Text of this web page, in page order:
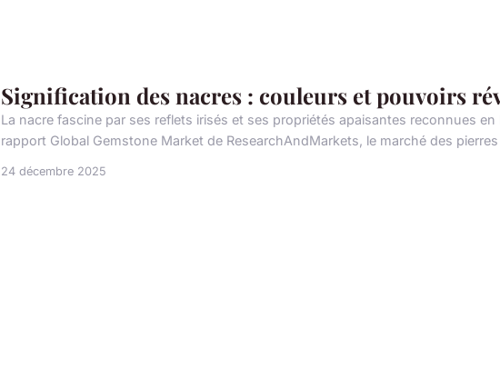
Signification des nacres : couleurs et pouvoirs
La nacre fascine par ses reflets irisés et ses propriétés apaisantes reconnues en
rapport Global Gemstone Market de ResearchAndMarkets, le marché des
24 décembre 2025